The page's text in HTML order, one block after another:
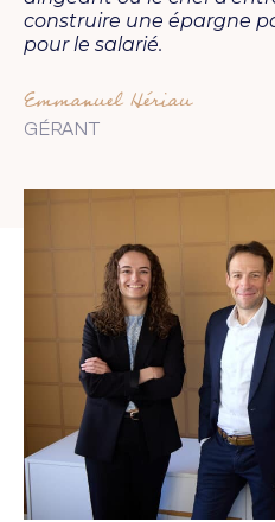
construire une épargne
pour le salarié.
Emmanuel Hériau
GÉRANT